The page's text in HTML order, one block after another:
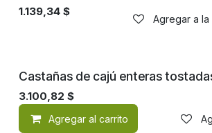
1.139,34 $
Agregar a
Castañas de cajú enteras
3.100,82 $
Agregar al carrito